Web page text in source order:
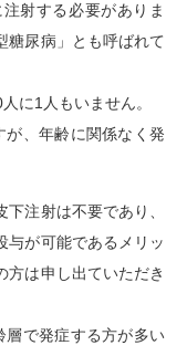
射する必要がありま
糖尿病」とも呼ばれて
に1人もいません。
、年齢に関係なく発
注射は不要であり、
与が可能であるメリッ
方は申し出ていただき
層で発症する方が多い